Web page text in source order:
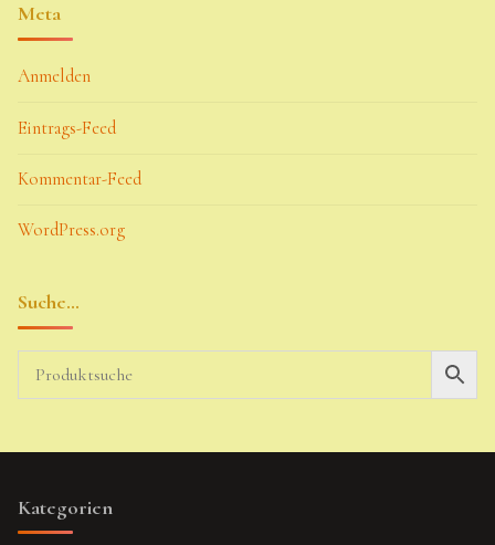
Meta
Anmelden
Eintrags-Feed
Kommentar-Feed
WordPress.org
Suche…
Kategorien